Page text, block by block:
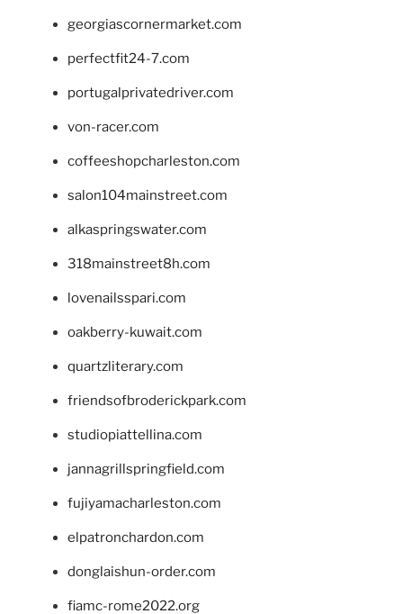
georgiascornermarket.com
perfectfit24-7.com
portugalprivatedriver.com
von-racer.com
coffeeshopcharleston.com
salon104mainstreet.com
alkaspringswater.com
318mainstreet8h.com
lovenailsspari.com
oakberry-kuwait.com
quartzliterary.com
friendsofbroderickpark.com
studiopiattellina.com
jannagrillspringfield.com
fujiyamacharleston.com
elpatronchardon.com
donglaishun-order.com
fiamc-rome2022.org